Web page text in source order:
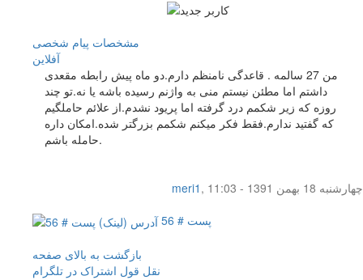
مشخصات پیام شخصی
آفلاين
من 27 سالمه . قاعدگی نامنظم دارم.دو ماه پیش رابطه مقعدی
داشتم اما مطئن نیستم منی به واژنم رسیده باشه یا نه.تو چند
روزه که زیر شکمم درد گرفته اما پریود نشدم.از علائم حاملگیم
که گفتید ندارم.فقط فکر میکنم شکمم بزرگتر شده.امکان داره
حامله باشم.
meri1 ,
چهار‌شنبه 18 بهمن 1391 - 11:03
پست # 56
بازگشت به بالای صفحه
نقل قول اشتراک در تلگرام